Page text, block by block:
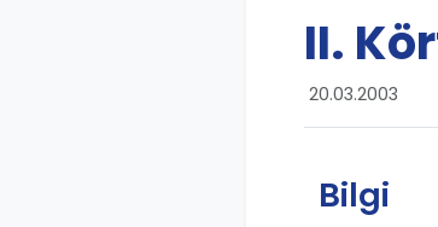
II.
20.03.2003
Bilgi